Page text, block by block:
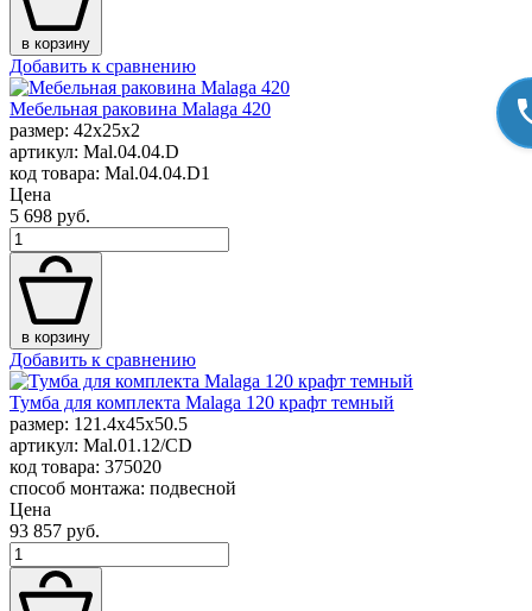
в корзину
Добавить к сравнению
Мебельная раковина Malaga 420
размер: 42x25x2
артикул: Mal.04.04.D
код товара: Mal.04.04.D1
Цена
5 698 руб.
в корзину
Добавить к сравнению
Тумба для комплекта Malaga 120 крафт темный
размер: 121.4x45x50.5
артикул: Mal.01.12/CD
код товара: 375020
способ монтажа: подвесной
Цена
93 857 руб.